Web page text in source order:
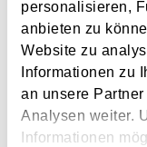
personalisieren,
anbieten zu
Website zu
Informationen zu
an unsere
Analysen weiter.
Informationen
Zuzahlung zu
Belastung
Mai 2019
Die Anforderungen
außergewöhnliche Belastung